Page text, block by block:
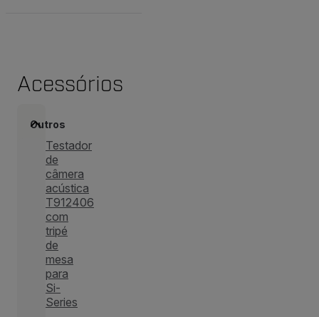
Acessórios
Outros
Testador
de
câmera
acústica
T912406
com
tripé
de
mesa
para
Si-
Series